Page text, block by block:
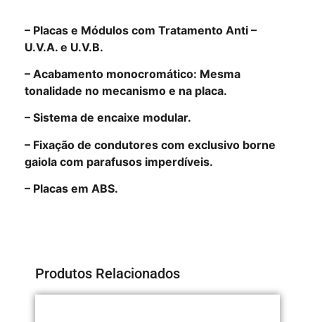
– Placas e Módulos com Tratamento Anti –
U.V.A. e U.V.B.
– Acabamento monocromático: Mesma
tonalidade no mecanismo e na placa.
– Sistema de encaixe modular.
– Fixação de condutores com exclusivo borne
gaiola com parafusos imperdíveis.
– Placas em ABS.
Produtos Relacionados